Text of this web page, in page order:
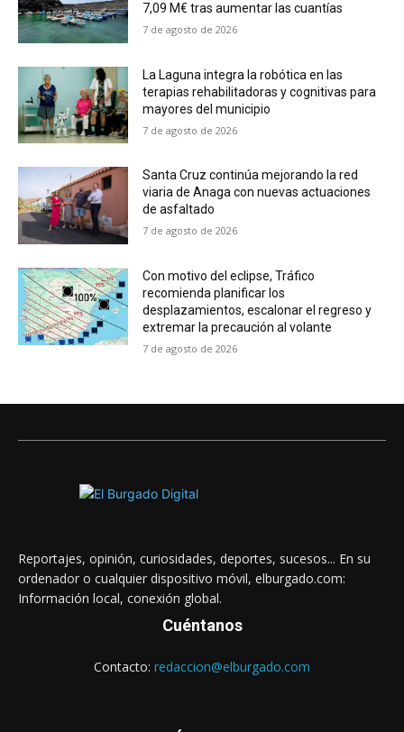
7,09 M€ tras aumentar las cuantías
7 de agosto de 2026
La Laguna integra la robótica en las
terapias rehabilitadoras y cognitivas para
mayores del municipio
7 de agosto de 2026
Santa Cruz continúa mejorando la red
viaria de Anaga con nuevas actuaciones
de asfaltado
7 de agosto de 2026
Con motivo del eclipse, Tráfico
recomienda planificar los
desplazamientos, escalonar el regreso y
extremar la precaución al volante
7 de agosto de 2026
Reportajes, opinión, curiosidades, deportes, sucesos... En su
ordenador o cualquier dispositivo móvil, elburgado.com:
Información local, conexión global.
Cuéntanos
Contacto: redaccion@elburgado.com